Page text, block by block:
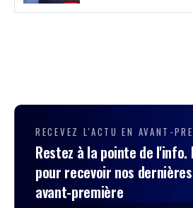
RECEVEZ L'ACTU EN AVANT-
Restez à la pointe de l'info.
pour recevoir nos
avant-première